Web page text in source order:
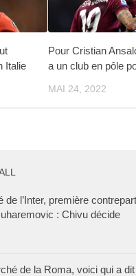
Italie
Pour Cristian
a un club en pôle
MAI 24, 2022
de l’Inter, première
: Chivu décide
de la Roma, voici qui a